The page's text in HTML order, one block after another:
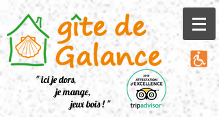
" ici je dors,
je mange,
jeux bois ! "